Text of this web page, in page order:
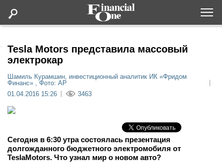
Статьи
Мероприятия
Tesla Motors представила массовый
электрокар
Шамиль Курамшин, инвестиционный аналитик ИК «Фридом
Финанс» , Фото: AP
01.04.2016 15:26
3463
Сегодня в 6:30 утра состоялась презентация
долгожданного бюджетного электромобиля от
TeslaMotors. Что узнал мир о новом авто?